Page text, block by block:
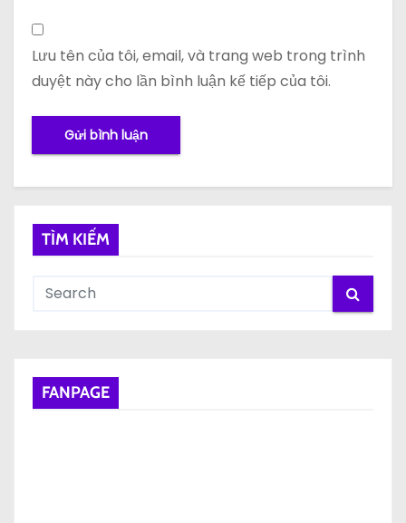
Lưu tên của tôi, email, và trang web trong trình
duyệt này cho lần bình luận kế tiếp của tôi.
TÌM KIẾM
FANPAGE